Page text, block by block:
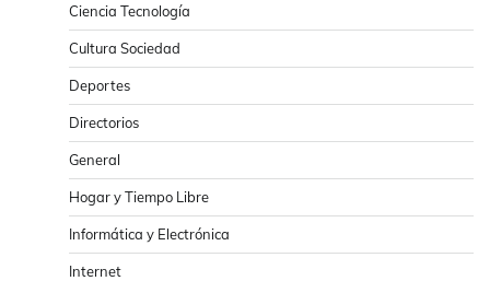
Ciencia Tecnología
Cultura Sociedad
Deportes
Directorios
General
Hogar y Tiempo Libre
Informática y Electrónica
Internet